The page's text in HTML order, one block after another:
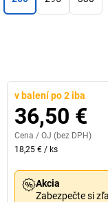
v balení po 2 iba
36,50 €
Cena / OJ (bez DPH)
18,25 € / ks
Akcia
Zabezpečte si